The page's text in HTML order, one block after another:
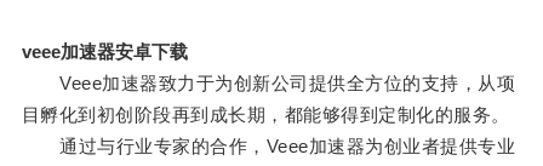
veee加速器安卓下载
Veee加速器致力于为创新公司提供全方位的支持，从项
目孵化到初创阶段再到成长期，都能够得到定制化的服务。
通过与行业专家的合作，Veee加速器为创业者提供专业